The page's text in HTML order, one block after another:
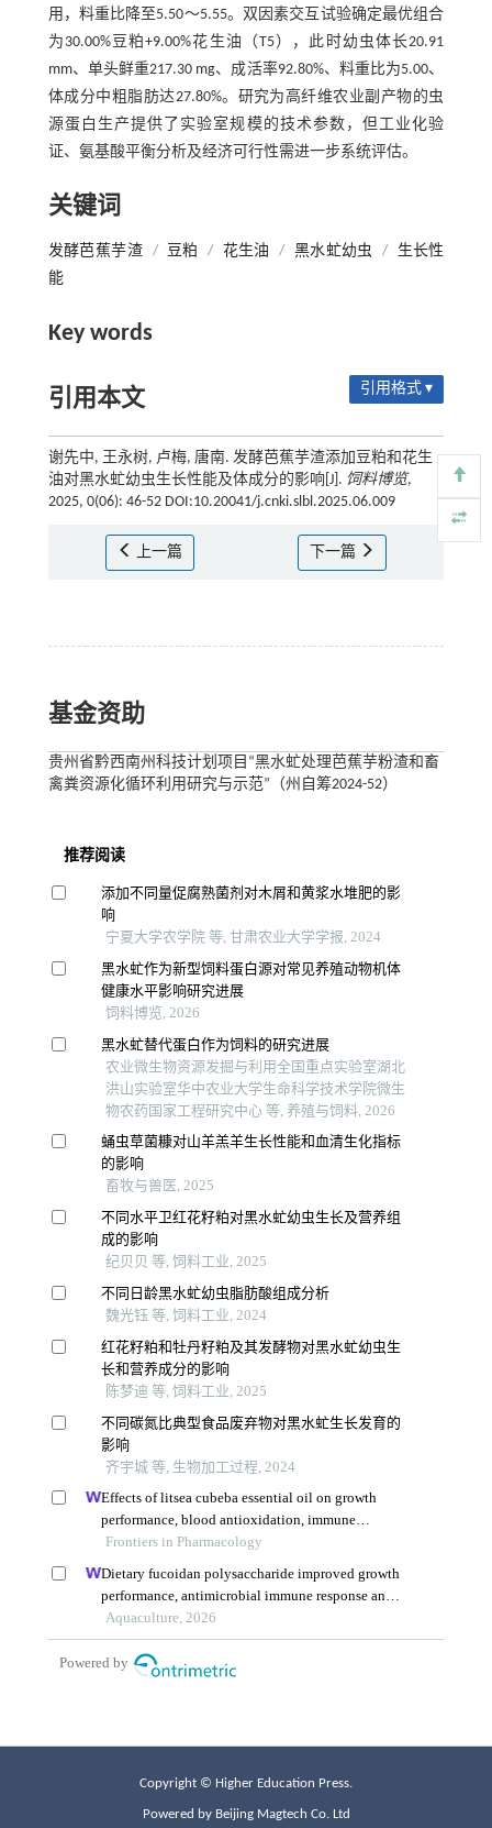
用，料重比降至5.50～5.55。双因素交互试验确定最优组合
为30.00%豆粕+9.00%花生油（T5），此时幼虫体长20.91
mm、单头鲜重217.30 mg、成活率92.80%、料重比为5.00、
体成分中粗脂肪达27.80%。研究为高纤维农业副产物的虫
源蛋白生产提供了实验室规模的技术参数，但工业化验
证、氨基酸平衡分析及经济可行性需进一步系统评估。
关键词
发酵芭蕉芋渣 / 豆粕 / 花生油 / 黑水虻幼虫 / 生长性
能
Key words
引用本文 引用格式 ▾
谢先中, 王永树, 卢梅, 唐南. 发酵芭蕉芋渣添加豆粕和花生
油对黑水虻幼虫生长性能及体成分的影响[J]. 饲料博览,
2025, 0(06): 46-52 DOI:10.20041/j.cnki.slbl.2025.06.009
上一篇 下一篇
基金资助
贵州省黔西南州科技计划项目“黑水虻处理芭蕉芋粉渣和畜
禽粪资源化循环利用研究与示范”（州自筹2024-52）
Copyright © Higher Education Press.
Powered by Beijing Magtech Co. Ltd